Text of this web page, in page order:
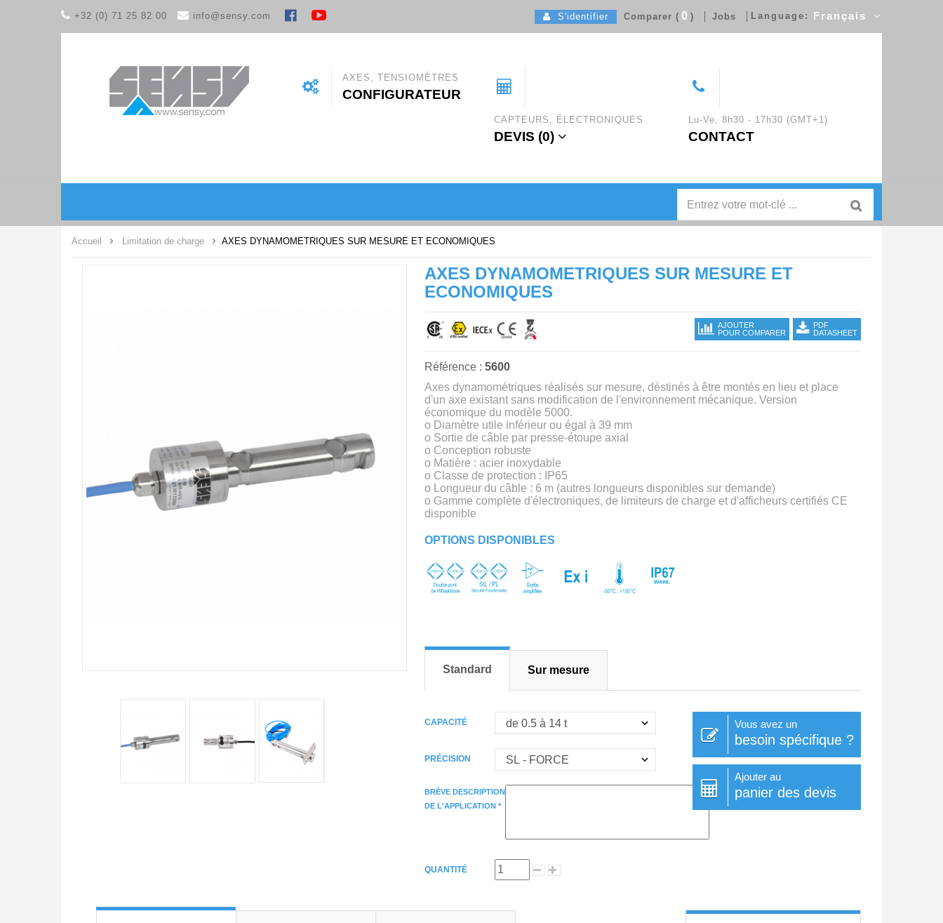
+32 (0) 71 25 82 00 info@sensy.com S'identifier Comparer ( 0 ) Jobs Language: Français
AXES, TENSIOMÈTRES
CONFIGURATEUR
CAPTEURS, ÉLECTRONIQUES
DEVIS (0)
Lu-Ve, 8h30 - 17h30 (GMT+1)
CONTACT
Accueil Limitation de charge AXES DYNAMOMETRIQUES SUR MESURE ET ECONOMIQUES
AXES DYNAMOMETRIQUES SUR MESURE ET
ECONOMIQUES
AJOUTER
POUR COMPARER
PDF
DATASHEET
Référence : 5600
Axes dynamométriques réalisés sur mesure, déstinés à être montés en lieu et place
d'un axe existant sans modification de l'environnement mécanique. Version
économique du modèle 5000.
o Diamètre utile inférieur ou égal à 39 mm
o Sortie de câble par presse-étoupe axial
o Conception robuste
o Matière : acier inoxydable
o Classe de protection : IP65
o Longueur du câble : 6 m (autres longueurs disponibles sur demande)
o Gamme complète d'électroniques, de limiteurs de charge et d'afficheurs certifiés CE
disponible
OPTIONS DISPONIBLES
Standard Sur mesure
Vous avez un
besoin spécifique ?
Ajouter au
panier des devis
CAPACITÉ
PRÉCISION
BRÈVE DESCRIPTION
DE L'APPLICATION *
QUANTITÉ